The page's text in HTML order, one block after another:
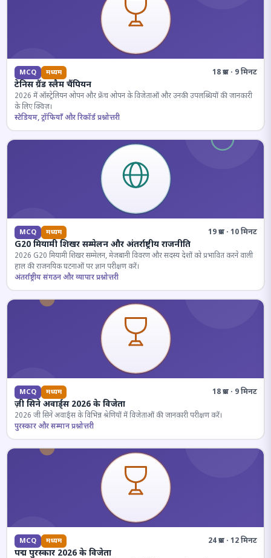
MCQ मध्यम 18 प्रश्न · 9 मिनट
टेनिस ग्रैंड स्लैम चैंपियन
2026 में ऑस्ट्रेलियन ओपन और फ्रेंच ओपन के विजेताओं और उनकी उपलब्धियों की जानकारी
के लिए क्विज़।
स्टेडियम, ट्रॉफियाँ और रिकॉर्ड प्रश्नोत्तरी
MCQ मध्यम 19 प्रश्न · 10 मिनट
G20 मियामी शिखर सम्मेलन और अंतर्राष्ट्रीय राजनीति
2026 G20 मियामी शिखर सम्मेलन, मेजबानी विवरण और सदस्य देशों को प्रभावित करने वाली
हाल की राजनयिक घटनाओं पर ज्ञान परीक्षण करें।
अंतर्राष्ट्रीय संगठन और व्यापार प्रश्नोत्तरी
MCQ मध्यम 18 प्रश्न · 9 मिनट
ज़ी सिने अवार्ड्स 2026 के विजेता
2026 जी सिने अवार्ड्स के विभिन्न श्रेणियों में विजेताओं की जानकारी परीक्षण करें।
पुरस्कार और सम्मान प्रश्नोत्तरी
MCQ मध्यम 24 प्रश्न · 12 मिनट
पद्म पुरस्कार 2026 के विजेता